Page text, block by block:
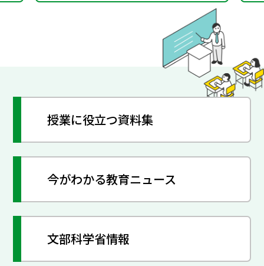
授業に役立つ資料集
今がわかる教育ニュース
文部科学省情報